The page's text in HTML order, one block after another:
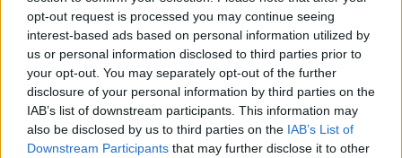
opt-out request is processed you may continue seeing
interest-based ads based on personal information utilized by
us or personal information disclosed to third parties prior to
your opt-out. You may separately opt-out of the further
disclosure of your personal information by third parties on the
IAB’s list of downstream participants. This information may
also be disclosed by us to third parties on the IAB’s List of
Downstream Participants that may further disclose it to other
με ανακούφιση τη λήξη του 48ωρου
ανθρωποκυνηγητού για τον δράστη που
σκότωσε τρεις, άφησε έναν εγκεφαλικά
νεκρό και τραυμάτισε πάνω από 10 άτομα.
Αφότου ο Σερίφ Σεκάτ έπεσε νεκρός
προχθές το βράδυ σε ανταλλαγή
πυροβολισμών με την Αστυνομία, οι έρευνες